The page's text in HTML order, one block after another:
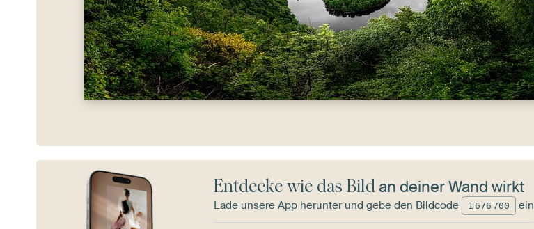
Entdecke wie das Bildan deiner Wand wirkt
Lade unsere App herunter und gebe den Bildcode 1 676 700 ein